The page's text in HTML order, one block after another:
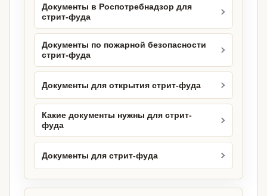
Документы в Роспотребнадзор для
стрит-фуда
Документы по пожарной безопасности
стрит-фуда
Документы для открытия стрит-фуда
Какие документы нужны для стрит-
фуда
Документы для стрит-фуда